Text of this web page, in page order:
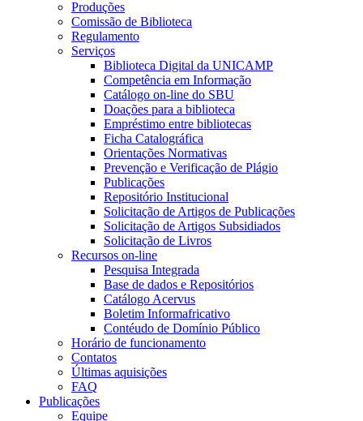
Produções
Comissão de Biblioteca
Regulamento
Serviços
Biblioteca Digital da UNICAMP
Competência em Informação
Catálogo on-line do SBU
Doações para a biblioteca
Empréstimo entre bibliotecas
Ficha Catalográfica
Orientações Normativas
Prevenção e Verificação de Plágio
Publicações
Repositório Institucional
Solicitação de Artigos de Publicações
Solicitação de Artigos Subsidiados
Solicitação de Livros
Recursos on-line
Pesquisa Integrada
Base de dados e Repositórios
Catálogo Acervus
Boletim Informafricativo
Contéudo de Domínio Público
Horário de funcionamento
Contatos
Últimas aquisições
FAQ
Publicações
Equipe